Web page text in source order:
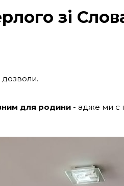
зі
дозволи.
для родини - адже ми є